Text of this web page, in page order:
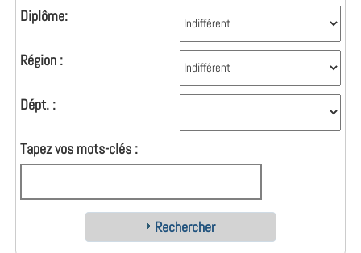
Diplôme:
Région :
Dépt. :
Tapez vos mots-clés :
Rechercher